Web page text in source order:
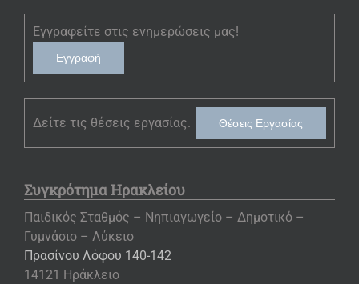
Εγγραφείτε στις ενημερώσεις μας!
Εγγραφή
Δείτε τις θέσεις εργασίας. Θέσεις Εργασίας
Συγκρότημα Ηρακλείου
Παιδικός Σταθμός – Νηπιαγωγείο – Δημοτικό –
Γυμνάσιο – Λύκειο
Πρασίνου Λόφου 140-142
14121 Ηράκλειο